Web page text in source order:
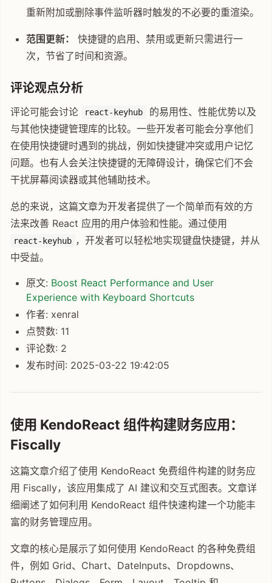
重新附加或删除事件监听器时触发的不必要的重渲染。
范围更新：
快捷键的启用、禁用或更新只需进行一
次，节省了时间和资源。
评论观点分析
评论可能会讨论 react-keyhub
的易用性、性能优势以及
与其他快捷键管理库的比较。一些开发者可能会分享他们
在使用快捷键时遇到的挑战，例如快捷键冲突或用户记忆
问题。也有人会关注快捷键的无障碍设计，确保它们不会
干扰屏幕阅读器或其他辅助技术。
总的来说，这篇文章为开发者提供了一个简单而有效的方
法来改善 React 应用的用户体验和性能。通过使用
react-keyhub ，开发者可以轻松地实现键盘快捷键，并从
中受益。
原文: Boost React Performance and User
Experience with Keyboard Shortcuts
作者: xenral
点赞数: 11
评论数: 2
发布时间: 2025-03-22 19:42:05
使用 KendoReact 组件构建财务应用：
Fiscally
这篇文章介绍了使用 KendoReact 免费组件构建的财务应
用 Fiscally，该应用集成了 AI 建议和交互式图表。文章详
细阐述了如何利用 KendoReact 组件快速构建一个功能丰
富的财务管理应用。
文章的核心是展示了如何使用 KendoReact 的各种免费组
件，例如 Grid、Chart、DateInputs、Dropdowns、